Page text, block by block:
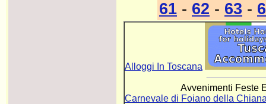
61 - 62 - 63 -
Alloggi In Toscana
Avvenimenti Feste
Carnevale di Foiano della